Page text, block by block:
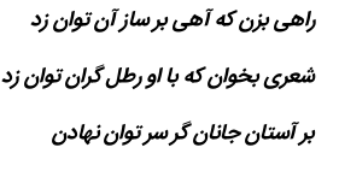
راهی بزن که آهی بر ساز آن توان زد
شعری بخوان که با او رطل گران توان زد
بر آستان جانان گر سر توان نهادن